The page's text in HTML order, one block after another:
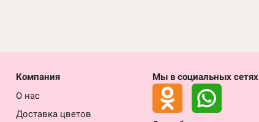
Компания
О нас
Доставка цветов
Мы в социальных сетях